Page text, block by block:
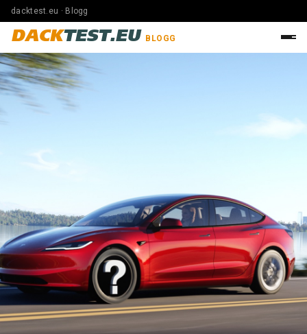
dacktest.eu · Blogg
DACKTEST.EU BLOGG